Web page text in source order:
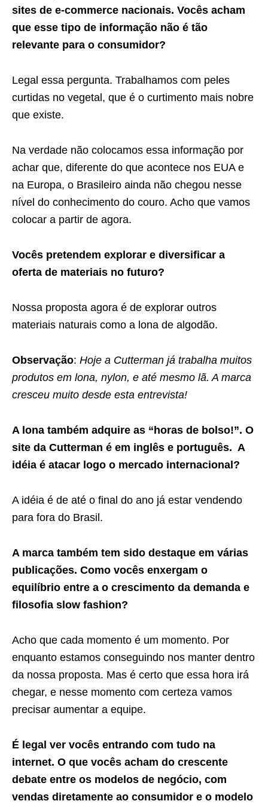
sites de e-commerce nacionais. Vocês acham
que esse tipo de informação não é tão
relevante para o consumidor?
Legal essa pergunta. Trabalhamos com peles
curtidas no vegetal, que é o curtimento mais nobre
que existe.
Na verdade não colocamos essa informação por
achar que, diferente do que acontece nos EUA e
na Europa, o Brasileiro ainda não chegou nesse
nível do conhecimento do couro. Acho que vamos
colocar a partir de agora.
Vocês pretendem explorar e diversificar a
oferta de materiais no futuro?
Nossa proposta agora é de explorar outros
materiais naturais como a lona de algodão.
Observação: Hoje a Cutterman já trabalha muitos
produtos em lona, nylon, e até mesmo lã. A marca
cresceu muito desde esta entrevista!
A lona também adquire as “horas de bolso!”. O
site da Cutterman é em inglês e português. A
idéia é atacar logo o mercado internacional?
A idéia é de até o final do ano já estar vendendo
para fora do Brasil.
A marca também tem sido destaque em várias
publicações. Como vocês enxergam o
equilíbrio entre a o crescimento da demanda e
filosofia slow fashion?
Acho que cada momento é um momento. Por
enquanto estamos conseguindo nos manter dentro
da nossa proposta. Mas é certo que essa hora irá
chegar, e nesse momento com certeza vamos
precisar aumentar a equipe.
É legal ver vocês entrando com tudo na
internet. O que vocês acham do crescente
debate entre os modelos de negócio, com
vendas diretamente ao consumidor e o modelo